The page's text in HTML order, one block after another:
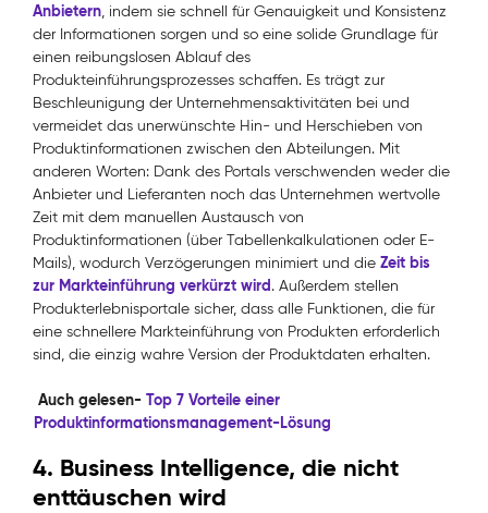
Anbietern, indem sie schnell für Genauigkeit und Konsistenz
der Informationen sorgen und so eine solide Grundlage für
einen reibungslosen Ablauf des
Produkteinführungsprozesses schaffen. Es trägt zur
Beschleunigung der Unternehmensaktivitäten bei und
vermeidet das unerwünschte Hin- und Herschieben von
Produktinformationen zwischen den Abteilungen. Mit
anderen Worten: Dank des Portals verschwenden weder die
Anbieter und Lieferanten noch das Unternehmen wertvolle
Zeit mit dem manuellen Austausch von
Produktinformationen (über Tabellenkalkulationen oder E-
Mails), wodurch Verzögerungen minimiert und die Zeit bis
zur Markteinführung verkürzt wird. Außerdem stellen
Produkterlebnisportale sicher, dass alle Funktionen, die für
eine schnellere Markteinführung von Produkten erforderlich
sind, die einzig wahre Version der Produktdaten erhalten.
Auch gelesen- Top 7 Vorteile einer
Produktinformationsmanagement-Lösung
4. Business Intelligence, die nicht
enttäuschen wird